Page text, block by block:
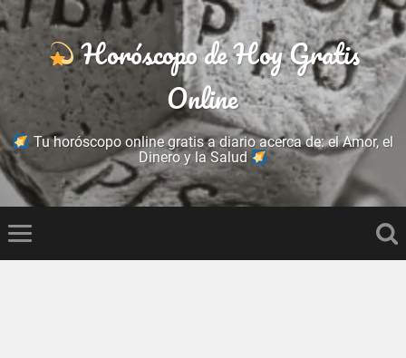
Horóscopo de Hoy Gratis
Online
Tu horóscopo online gratis a diario acerca de: el Amor, el
Dinero y la Salud